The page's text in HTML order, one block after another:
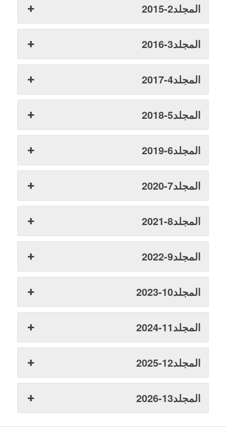
المجلد2-2015
المجلد3-2016
المجلد4-2017
المجلد5-2018
المجلد6-2019
المجلد7-2020
المجلد8-2021
المجلد9-2022
المجلد10-2023
المجلد11-2024
المجلد12-2025
المجلد13-2026